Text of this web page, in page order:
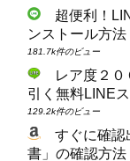
人気記事